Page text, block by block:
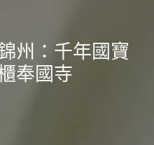
州：千年國寶
奉國寺